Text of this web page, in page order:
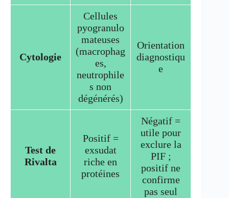
Cytologie
Cellules
pyogranulo
mateuses
(macrophag
es,
neutrophile
s non
dégénérés)
Orientation
diagnostiqu
e
Test de
Rivalta
Positif =
exsudat
riche en
protéines
Négatif =
utile pour
exclure la
PIF ;
positif ne
confirme
pas seul